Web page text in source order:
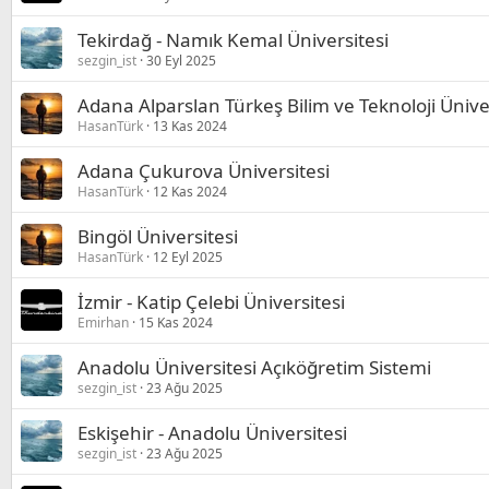
Tekirdağ - Namık Kemal Üniversitesi
sezgin_ist 30 Eyl 2025
Adana Alparslan Türkeş Bilim ve Teknoloji
HasanTürk 13 Kas 2024
Adana Çukurova Üniversitesi
HasanTürk 12 Kas 2024
Bingöl Üniversitesi
HasanTürk 12 Eyl 2025
İzmir - Katip Çelebi Üniversitesi
Emirhan 15 Kas 2024
Anadolu Üniversitesi Açıköğretim Sistemi
sezgin_ist 23 Ağu 2025
Eskişehir - Anadolu Üniversitesi
sezgin_ist 23 Ağu 2025